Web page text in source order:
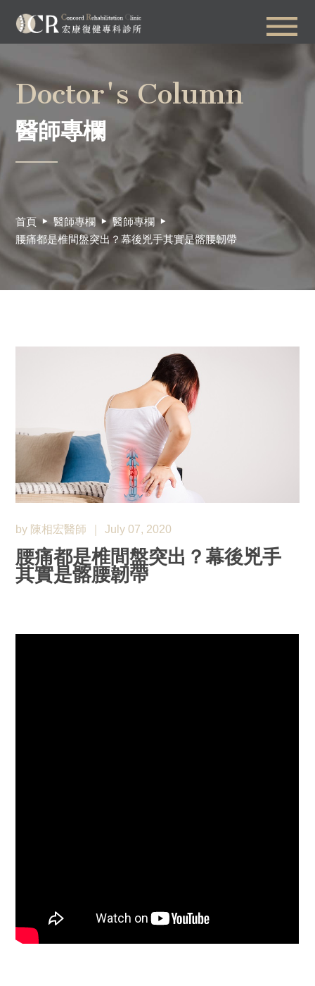
Doctor's Column
醫師專欄
首頁 醫師專欄
醫師專欄
腰痛都是椎間盤突出？幕後兇手其實是髂腰韌帶
by 陳相宏醫師 July 07, 2020
腰痛都是椎間盤突出？幕後兇手
其實是髂腰韌帶